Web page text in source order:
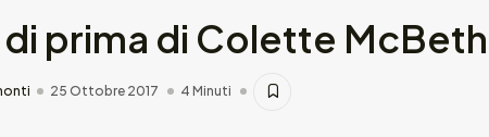
di prima di Colette McBeth
25 Ottobre 2017 4 Minuti